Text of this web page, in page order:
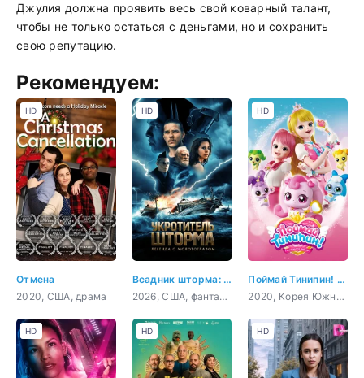
Джулия должна проявить весь свой коварный талант,
чтобы не только остаться с деньгами, но и сохранить
свою репутацию.
Рекомендуем:
Отмена
2020, США, драма
HD
Всадник шторма: Легенда о Молоте
2026, США, фантастика, боевик, приключения
HD
Поймай Тинипин! Королевство эмоций
2020, Корея Южная, мультфильм, фэнтези, комедия, детский
HD
HD HD HD